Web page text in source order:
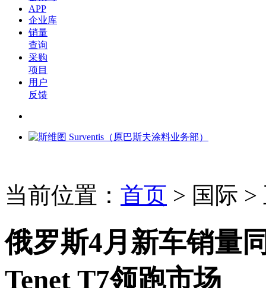
APP
企业库
销量
查询
采购
项目
用户
反馈
当前位置： 首页 > 国际 >
俄罗斯4月新车销量
Tenet T7领跑市场